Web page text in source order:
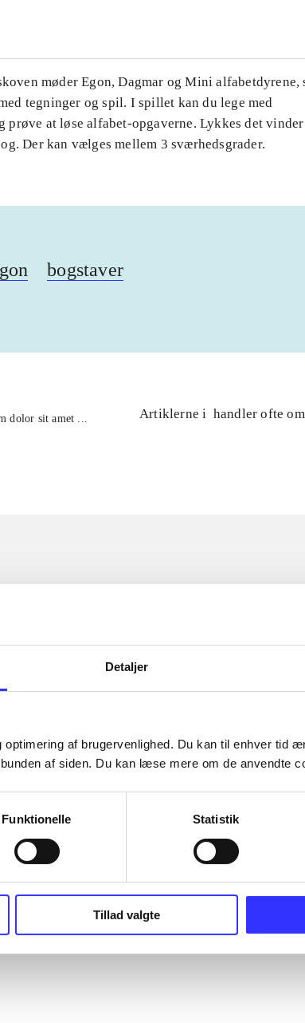
Detaljer
af brugervenlighed. Du kan til enhver tid
af siden. Du kan læse mere om de anvendte
Funktionelle Statistik
Tillad valgte
møder Egon, Dagmar og Mini alfabetdyrene,
tegninger og spil. I spillet kan du lege med
prøve at løse alfabet-opgaverne. Lykkes det vinder
Der kan vælges mellem 3 sværhedsgrader.
bogstaver
dolor sit amet ...
Artiklerne i handler ofte om